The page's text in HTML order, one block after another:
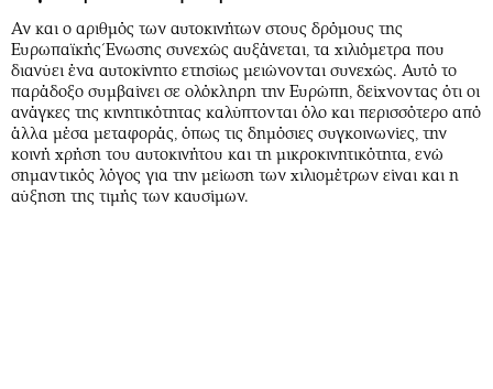
Αν και ο αριθμός των αυτοκινήτων στους δρόμους της
Ευρωπαϊκής Ένωσης συνεχώς αυξάνεται, τα χιλιόμετρα που
διανύει ένα αυτοκίνητο ετησίως μειώνονται συνεχώς. Αυτό το
παράδοξο συμβαίνει σε ολόκληρη την Ευρώπη, δείχνοντας ότι οι
ανάγκες της κινητικότητας καλύπτονται όλο και περισσότερο από
άλλα μέσα μεταφοράς, όπως τις δημόσιες συγκοινωνίες, την
κοινή χρήση του αυτοκινήτου και τη μικροκινητικότητα, ενώ
σημαντικός λόγος για την μείωση των χιλιομέτρων είναι και η
αύξηση της τιμής των καυσίμων.